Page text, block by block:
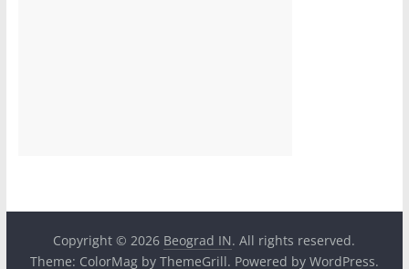
Copyright © 2026 Beograd IN. All rights reserved.
Theme: ColorMagby ThemeGrill. Powered by WordPress.